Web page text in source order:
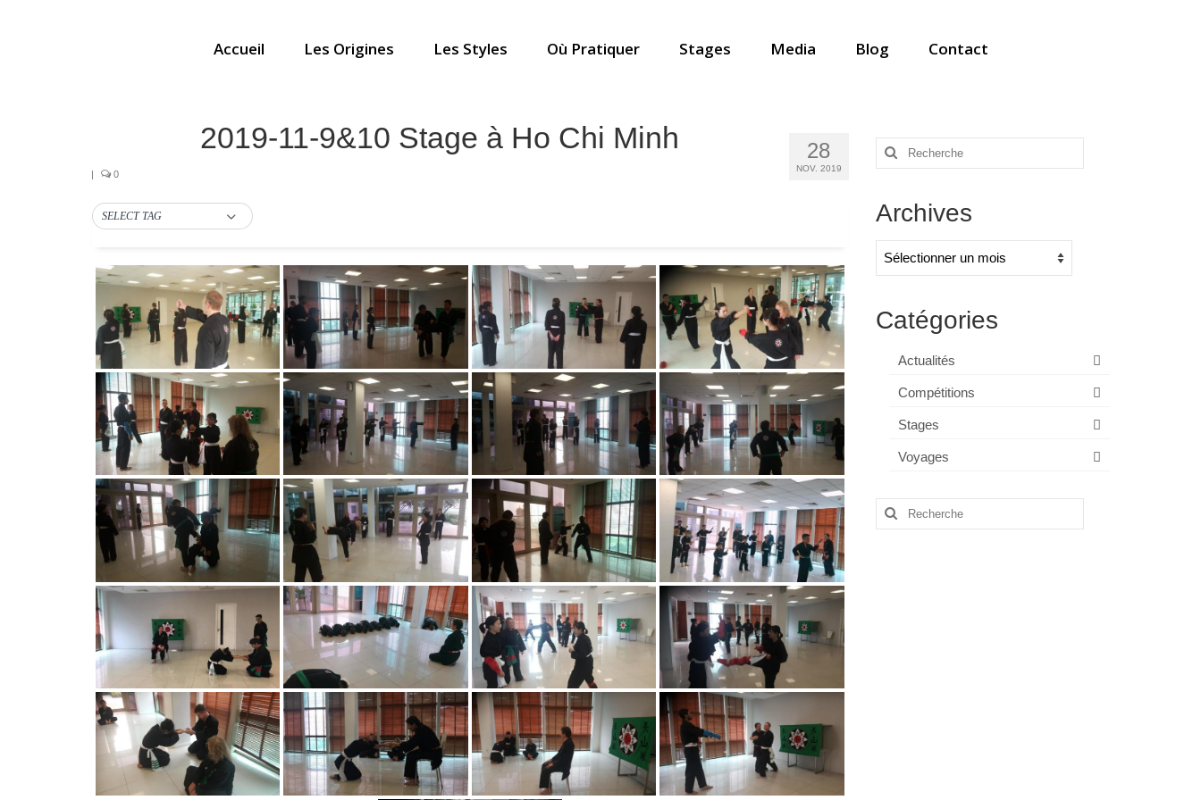
Accueil Les Origines Les Styles Où Pratiquer Stages Media Blog Contact
28
NOV. 2019
2019-11-9&10 Stage à Ho Chi Minh
| 0
SELECT TAG
Rechercher
:
Archives
Archives
Catégories
Actualités
Compétitions
Stages
Voyages
Rechercher
: